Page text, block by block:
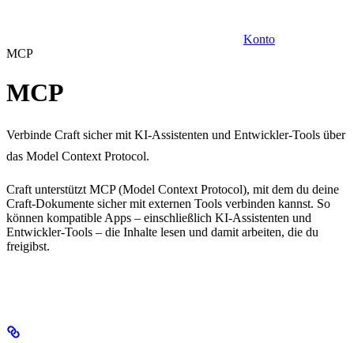
Konto
MCP
MCP
Verbinde Craft sicher mit KI-Assistenten und Entwickler-Tools über
das Model Context Protocol.
Craft unterstützt MCP (Model Context Protocol), mit dem du deine
Craft-Dokumente sicher mit externen Tools verbinden kannst. So
können kompatible Apps – einschließlich KI-Assistenten und
Entwickler-Tools – die Inhalte lesen und damit arbeiten, die du
freigibst.